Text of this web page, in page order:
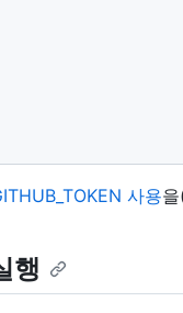
사용
행